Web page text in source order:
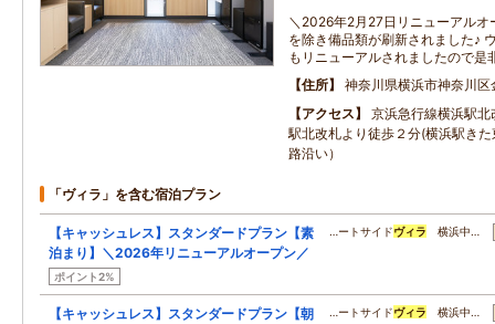
＼2026年2月27日リニューアルオ
を除き備品類が刷新されました♪
もリニューアルされましたので是
住所
神奈川県横浜市神奈川区
アクセス
京浜急行線横浜駅
駅北改札より徒歩２分(横浜駅き
路沿い）
「ヴィラ」を含む宿泊プラン
【キャッシュレス】スタンダードプラン【素
泊まり】＼2026年リニューアルオープン／
ポイント2%
…ートサイドヴィラ 横浜中…
【キャッシュレス】スタンダードプラン【朝
…ートサイドヴィラ 横浜中…